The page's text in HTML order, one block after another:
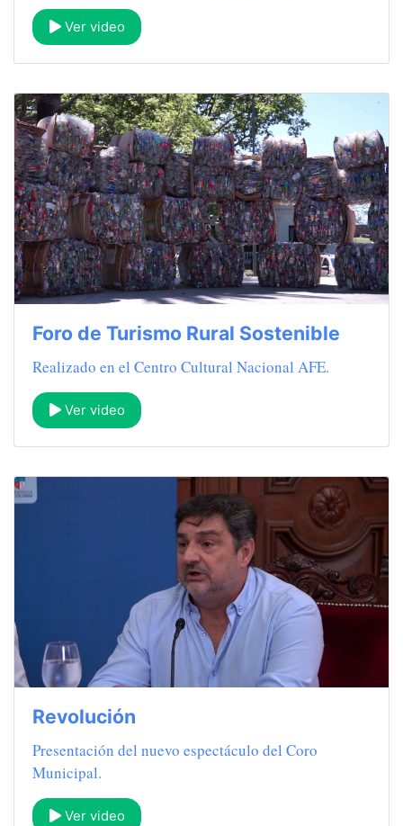
Ver video
Foro de Turismo Rural Sostenible
Realizado en el Centro Cultural Nacional AFE.
Ver video
Revolución
Presentación del nuevo espectáculo del Coro
Municipal.
Ver video